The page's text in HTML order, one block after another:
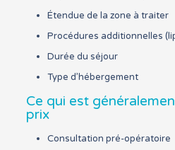
Étendue de la zone à traiter
Procédures additionnelles
Durée du séjour
Type d’hébergement
Ce qui est
prix
Consultation pré-opératoire